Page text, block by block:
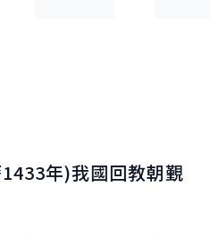
年)我國回教朝覲